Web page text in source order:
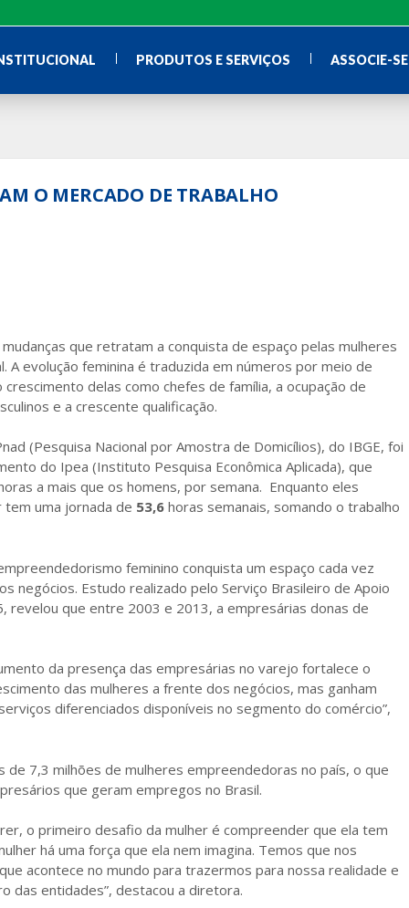
PRODUTOS E SERVIÇOS ASSOCIE-SE
O MERCADO DE TRABALHO
que retratam a conquista de espaço pelas mulheres
A evolução feminina é traduzida em números por meio de
delas como chefes de família, a ocupação de
e a crescente qualificação.
(Pesquisa Nacional por Amostra de Domicílios), do IBGE, foi
do Ipea (Instituto Pesquisa Econômica Aplicada), que
a mais que os homens, por semana. Enquanto eles
tem uma jornada de 53,6 horas semanais, somando o trabalho
feminino conquista um espaço cada vez
negócios. Estudo realizado pelo Serviço Brasileiro de Apoio
revelou que entre 2003 e 2013, a empresárias donas de
da presença das empresárias no varejo fortalece o
das mulheres a frente dos negócios, mas ganham
diferenciados disponíveis no segmento do comércio”,
7,3 milhões de mulheres empreendedoras no país, o que
que geram empregos no Brasil.
o primeiro desafio da mulher é compreender que ela tem
há uma força que ela nem imagina. Temos que nos
acontece no mundo para trazermos para nossa realidade e
das entidades”, destacou a diretora.